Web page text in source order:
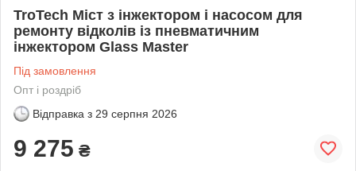
TroTech Міст з інжектором і насосом для
ремонту відколів із пневматичним
інжектором Glass Master
Під замовлення
Опт і роздріб
Відправка з 29 серпня 2026
9 275 ₴